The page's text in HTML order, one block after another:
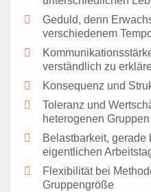
Geduld, denn
verschiedenem
verständlich zu
Konsequenz und
Toleranz und
heterogenen Gruppen
Belastbarkeit, gerade
eigentlichen
Flexibilität bei
Gruppengröße